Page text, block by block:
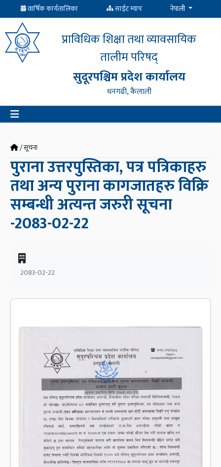
वार्षिक कार्यतालिका साईट म्याप नेपाली
प्राविधिक शिक्षा तथा व्यावसायिक
तालीम परिषद्
सुदूरपश्चिम प्रदेश कार्यालय
धनगढी, कैलाली
/ सूचना
पुराना उत्तरपुस्तिका, पत्र पत्रिकाहरु
तथा अन्य पुराना कागजातहरु विक्रि
सम्बन्धी अत्यन्त जरुरी सूचना
-2083-02-22
2083-02-22